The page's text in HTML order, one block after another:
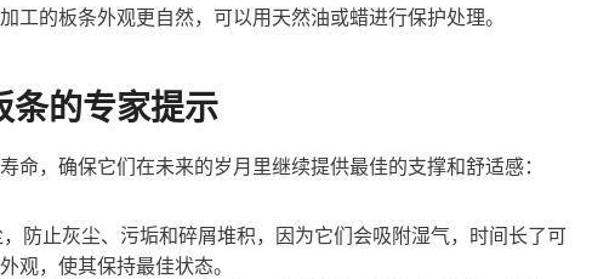
工的板条外观更自然，可以用天然油或蜡进行保护处理。
条的专家提示
，确保它们在未来的岁月里继续提供最佳的支撑和舒适感：
防止灰尘、污垢和碎屑堆积，因为它们会吸附湿气，时间长了可
观，使其保持最佳状态。